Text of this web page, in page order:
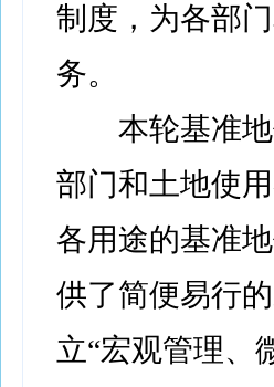
制度，为各部
务。
本轮基准地
部门和土地使
各用途的基准
供了简便易行
立“宏观管理、